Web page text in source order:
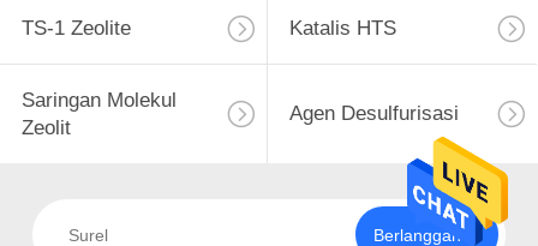
TS-1 Zeolite Katalis HTS
Saringan Molekul
Zeolit
Agen Desulfurisasi
Berlangganan